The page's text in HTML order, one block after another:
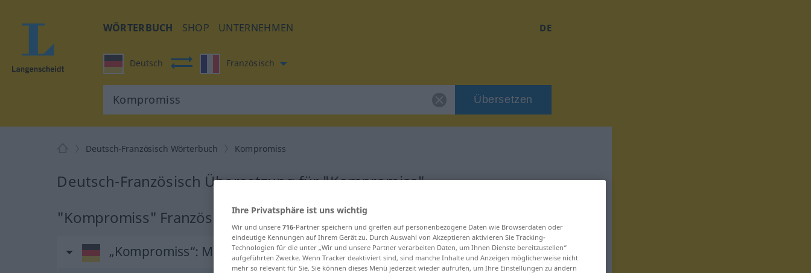
WÖRTERBUCH SHOP UNTERNEHMEN DE
Deutsch Französisch
Übersetzen
Deutsch-Französisch Wörterbuch Kompromiss
Deutsch-Französisch Übersetzung für "Kompromiss"
"Kompromiss" Französisch Übersetzung
„Kompromiss“: Maskulinum
Ihre Privatsphäre ist uns wichtig
Wir und unsere 716-Partner speichern und greifen auf personenbezogene Daten wie Browserdaten oder
eindeutige Kennungen auf Ihrem Gerät zu. Durch Auswahl von Akzeptieren aktivieren Sie Tracking-
Technologien für die unter „Wir und unsere Partner verarbeiten Daten, um Ihnen Dienste bereitzustellen“
aufgeführten Zwecke. Wenn Tracker deaktiviert sind, sind manche Inhalte und Anzeigen möglicherweise nicht
mehr so relevant für Sie. Sie können dieses Menü jederzeit wieder aufrufen, um Ihre Einstellungen zu ändern